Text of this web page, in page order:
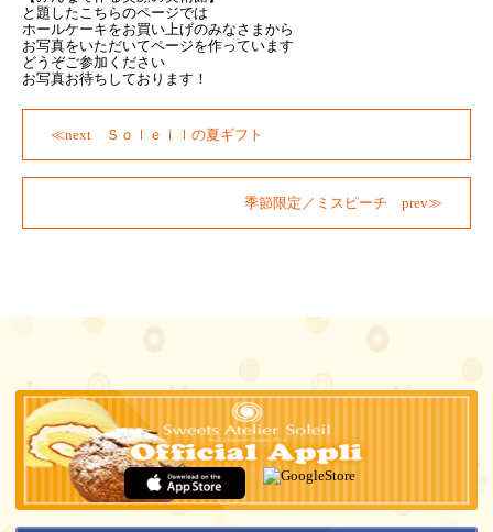
と題したこちらのページでは
ホールケーキをお買い上げのみなさまから
お写真をいただいてページを作っています
どうぞご参加ください
お写真お待ちしております！
Ｓｏｌｅｉｌの夏ギフト
季節限定／ミスピーチ